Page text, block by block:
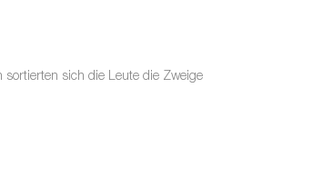
sich die Leute die Zweige